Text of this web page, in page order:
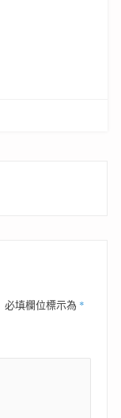
必填欄位標示為 *